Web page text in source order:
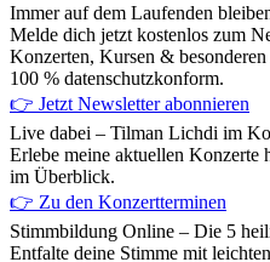
Immer auf dem Laufenden
Melde dich jetzt kostenlos zum
Konzerten, Kursen &
100 % datenschutzkonform.
👉 Jetzt Newsletter abonnieren
Live dabei – Tilman Lichdi im
Erlebe meine aktuellen Konzerte
im Überblick.
👉 Zu den Konzertterminen
Stimmbildung Online – Die 5
Entfalte deine Stimme mit